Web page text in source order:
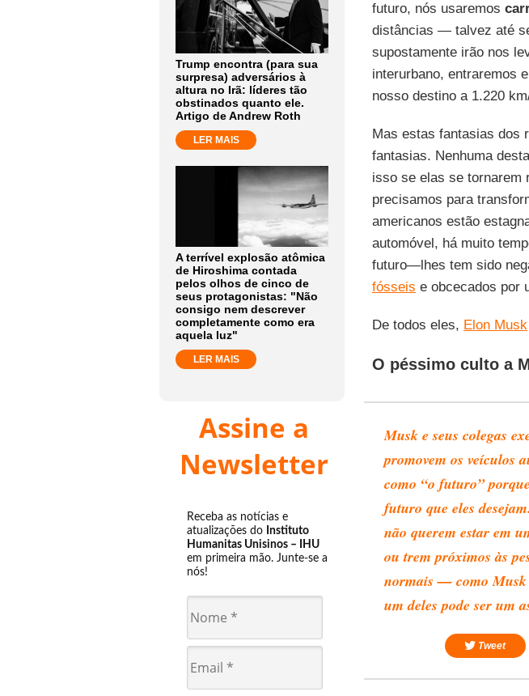
Trump encontra (para sua
surpresa) adversários à
altura no Irã: líderes tão
obstinados quanto ele.
Artigo de Andrew Roth
LER MAIS
A terrível explosão atômica
de Hiroshima contada
pelos olhos de cinco de
seus protagonistas: "Não
consigo nem descrever
completamente como era
aquela luz"
LER MAIS
Assine a
Newsletter
Receba as notícias e
atualizações do Instituto
Humanitas Unisinos – IHU
em primeira mão. Junte-se a
nós!
futuro, nós usaremos
distâncias — talvez até
supostamente irão nos
interurbano, entraremos
nosso destino a 1.220
Mas estas fantasias dos
fantasias. Nenhuma
isso se elas se tornarem
precisamos para
americanos estão
automóvel, há muito
futuro—lhes tem sido
fósseis e obcecados por
De todos eles, Elon Musk
O péssimo culto a
Musk e seus colegas
promovem os veículos
como “o futuro”
futuro que eles
não querem estar em
ou trem próximos às
normais — como Musk
um deles pode ser um
Tweet